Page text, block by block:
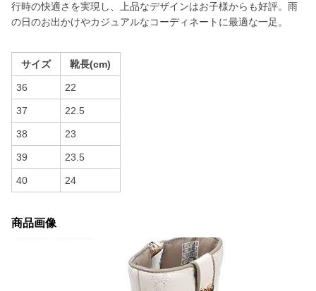
行時の快適さを実現し、上品なデザインはお子様からも好評。雨
の日のお出かけやカジュアルなコーディネートに最適な一足。
サイズ 靴長(cm)
36 22
37 22.5
38 23
39 23.5
40 24
商品画像